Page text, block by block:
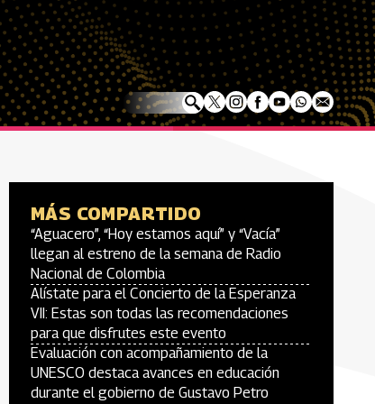
MÁS COMPARTIDO
“Aguacero”, “Hoy estamos aquí” y “Vacía”
llegan al estreno de la semana de Radio
Nacional de Colombia
Alístate para el Concierto de la Esperanza
VII: Estas son todas las recomendaciones
para que disfrutes este evento
Evaluación con acompañamiento de la
UNESCO destaca avances en educación
durante el gobierno de Gustavo Petro